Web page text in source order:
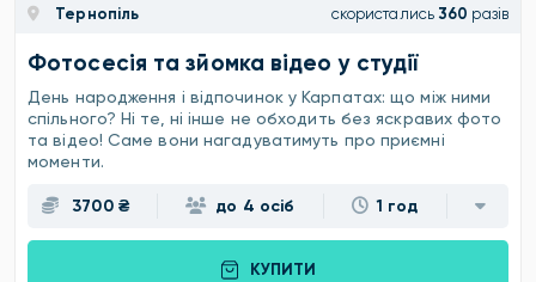
Тернопіль скористались 360 разів
Фотосесія та зйомка відео у студії
День народження і відпочинок у Карпатах: що між ними
спільного? Ні те, ні інше не обходить без яскравих фото
та відео! Саме вони нагадуватимуть про приємні
моменти.
3700 ₴ до 4 осіб 1 год
КУПИТИ